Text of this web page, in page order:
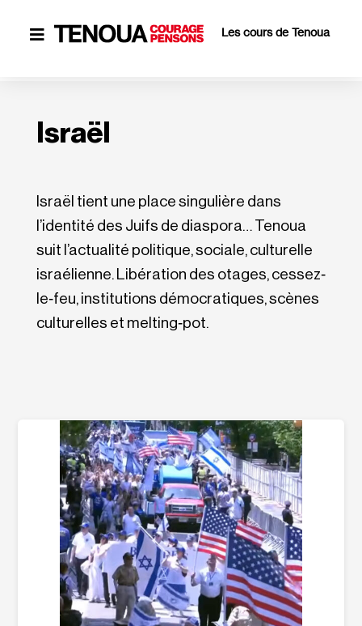
 Les cours de Tenoua
Israël
Israël tient une place singulière dans
l’identité des Juifs de diaspora… Tenoua
suit l’actualité politique, sociale, culturelle
israélienne. Libération des otages, cessez‐​
le‐​feu, institutions démocratiques, scènes
culturelles et melting‐pot.